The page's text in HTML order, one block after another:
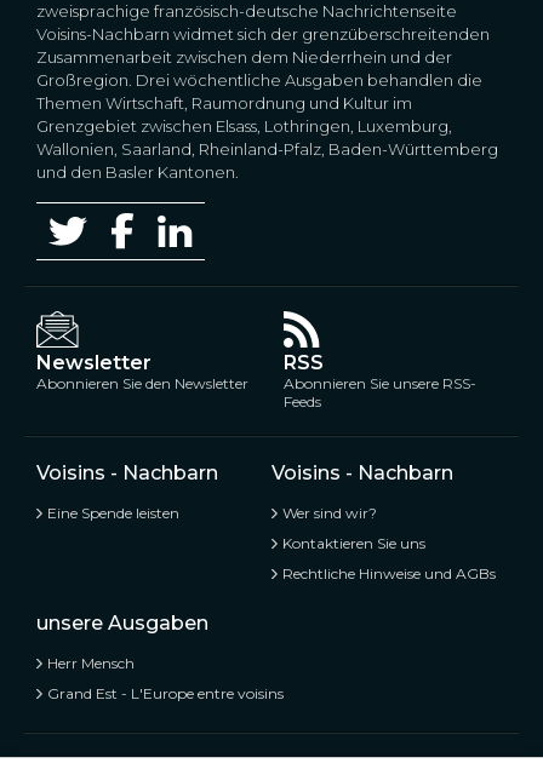
zweisprachige französisch-deutsche Nachrichtenseite
Voisins-Nachbarn widmet sich der grenzüberschreitenden
Zusammenarbeit zwischen dem Niederrhein und der
Großregion. Drei wöchentliche Ausgaben behandlen die
Themen Wirtschaft, Raumordnung und Kultur im
Grenzgebiet zwischen Elsass, Lothringen, Luxemburg,
Wallonien, Saarland, Rheinland-Pfalz, Baden-Württemberg
und den Basler Kantonen.
Newsletter
Abonnieren Sie den Newsletter
RSS
Abonnieren Sie unsere RSS-
Feeds
Voisins - Nachbarn
Eine Spende leisten
Voisins - Nachbarn
Wer sind wir?
Kontaktieren Sie uns
Rechtliche Hinweise und AGBs
unsere Ausgaben
Herr Mensch
Grand Est - L'Europe entre voisins